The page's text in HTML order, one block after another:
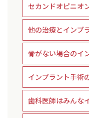
セカンドオピニオ
他の治療とインプ
骨がない場合のイ
インプラント手術
歯科医師はみんな